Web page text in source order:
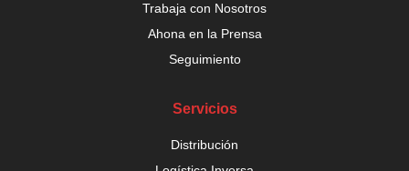
Trabaja con Nosotros
Ahona en la Prensa
Seguimiento
Servicios
Distribución